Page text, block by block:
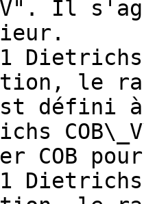
Il
Dietrichs
le
défini
COB
Dietrichs